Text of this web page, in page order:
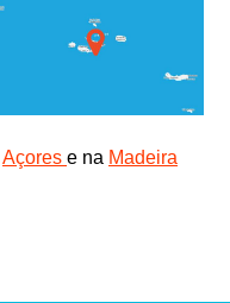
Açores e na Madeira